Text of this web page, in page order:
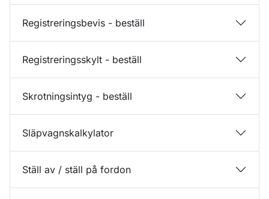
Registreringsbevis - beställ
Registreringsskylt - beställ
Skrotningsintyg - beställ
Släpvagnskalkylator
Ställ av / ställ på fordon